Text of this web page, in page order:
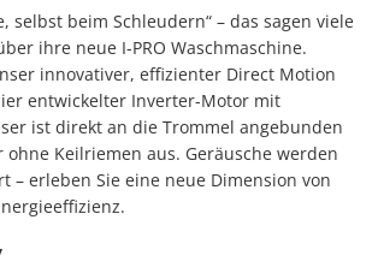
selbst beim Schleudern“ – das sagen viele
ihre neue I-PRO Waschmaschine.
innovativer, effizienter Direct Motion
entwickelter Inverter-Motor mit
ist direkt an die Trommel angebunden
Keilriemen aus. Geräusche werden
– erleben Sie eine neue Dimension von